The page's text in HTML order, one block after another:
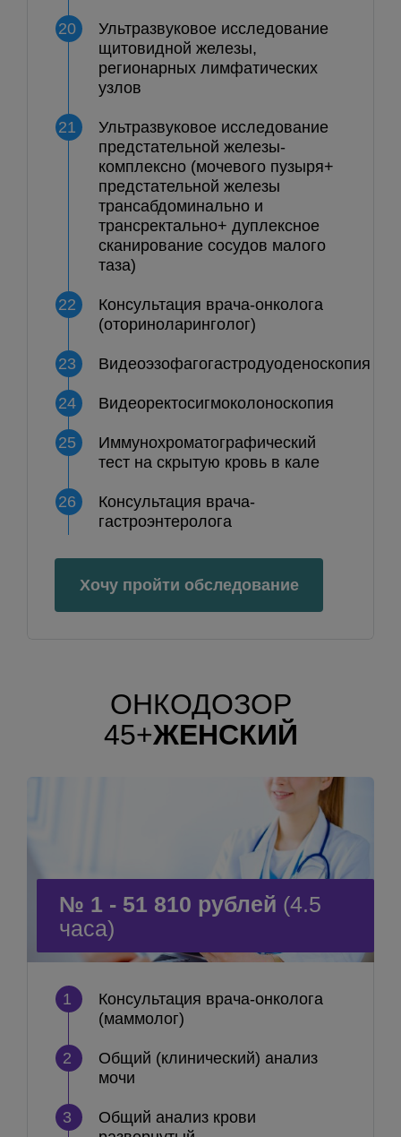
20
Ультразвуковое исследование
щитовидной железы,
регионарных лимфатических
узлов
21
Ультразвуковое исследование
предстательной железы-
комплексно (мочевого пузыря+
предстательной железы
трансабдоминально и
трансректально+ дуплексное
сканирование сосудов малого
таза)
22
Консультация врача-онколога
(оториноларинголог)
23 Видеоэзофагогастродуоденоскопия
24 Видеоректосигмоколоноскопия
25
Иммунохроматографический
тест на скрытую кровь в кале
26
Консультация врача-
гастроэнтеролога
Хочу пройти обследование
ОНКОДОЗОР
45+ЖЕНСКИЙ
№ 1 - 51 810 рублей (4.5
часа)
1
Консультация врача-онколога
(маммолог)
2
Общий (клинический) анализ
мочи
3
Общий анализ крови